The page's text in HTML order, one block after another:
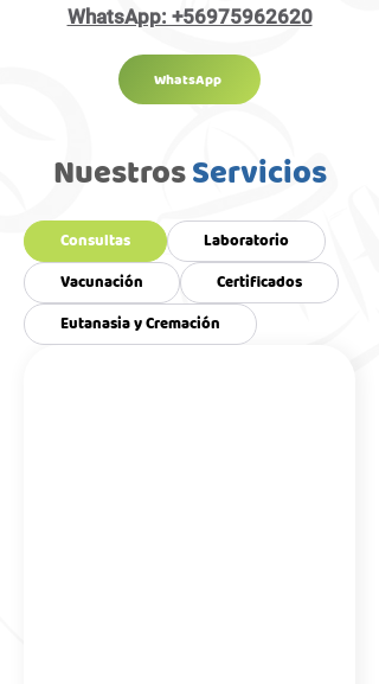
WhatsApp: +56975962620
WhatsApp
NuestrosServicios
Consultas
Laboratorio
Vacunación
Certificados
Eutanasia y Cremación